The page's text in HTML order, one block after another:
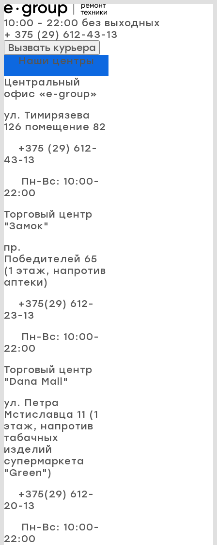
10:00 - 22:00 без выходных
+ 375 (29) 612-43-13
Вызвать курьера
Наши центры
Центральный
офис «e-group»
ул. Тимирязева
126 помещение 82
+375 (29) 612-
43-13
Пн-Вс: 10:00-
22:00
Торговый центр
"Замок"
пр.
Победителей 65
(1 этаж, напротив
аптеки)
+375(29) 612-
23-13
Пн-Вс: 10:00-
22:00
Торговый центр
"Dana Mall"
ул. Петра
Мстиславца 11 (1
этаж, напротив
табачных
изделий
супермаркета
"Green")
+375(29) 612-
20-13
Пн-Вс: 10:00-
22:00